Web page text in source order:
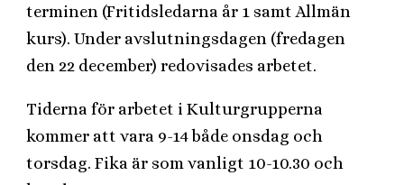
terminen (Fritidsledarna år 1 samt Allmän
kurs). Under avslutningsdagen (fredagen
den 22 december) redovisades arbetet.
Tiderna för arbetet i Kulturgrupperna
kommer att vara 9-14 både onsdag och
torsdag. Fika är som vanligt 10-10.30 och